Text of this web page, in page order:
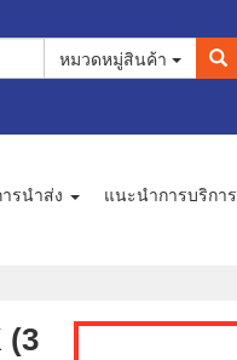
หมวดหมู่สินค้า
รนำส่ง แนะนำการบริการ
(3